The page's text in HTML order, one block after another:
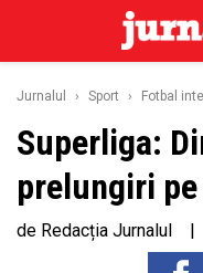
Jurnalul › Sport › Fotbal
Superliga:
prelungiri pe
de Redacția Jurnalul |